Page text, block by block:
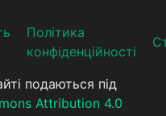
Політика
конфіденційності
подаються під
Attribution 4.0